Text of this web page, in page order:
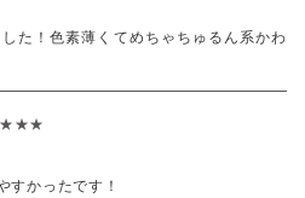
た！色素薄くてめちゃちゅるん系かわ
すかったです！